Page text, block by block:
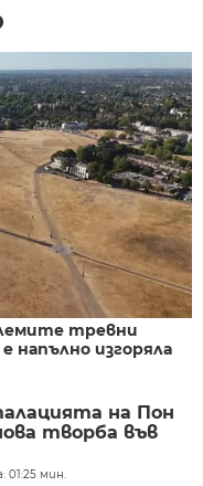
тревни
напълно изгоряла
на Пон
творба във
01:25 мин.